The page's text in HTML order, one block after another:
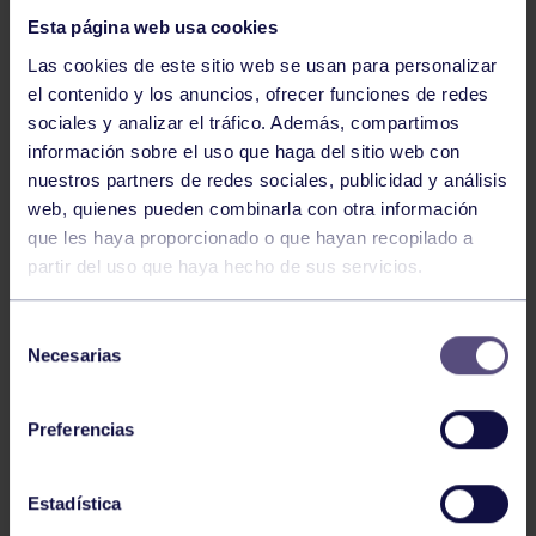
Esta página web usa cookies
Las cookies de este sitio web se usan para personalizar
el contenido y los anuncios, ofrecer funciones de redes
sociales y analizar el tráfico. Además, compartimos
información sobre el uso que haga del sitio web con
nuestros partners de redes sociales, publicidad y análisis
web, quienes pueden combinarla con otra información
que les haya proporcionado o que hayan recopilado a
partir del uso que haya hecho de sus servicios.
Necesarias
Preferencias
Estadística
Natación 27 Jul 2026
CAMPEONATO DE ESPAÑA DE
NATACIÓN ADAPTADA
Natación